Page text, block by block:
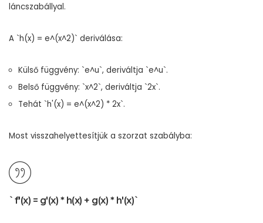
láncszabállyal.
A `h(x) = e^(x^2)` deriválása:
Külső függvény: `e^u`, deriváltja `e^u`.
Belső függvény: `x^2`, deriváltja `2x`.
Tehát `h'(x) = e^(x^2) * 2x`.
Most visszahelyettesítjük a szorzat szabályba:
`f'(x) = g'(x) * h(x) + g(x) * h'(x)`